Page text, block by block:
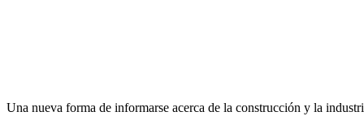
Una nueva forma de informarse acerca de la construcción y la